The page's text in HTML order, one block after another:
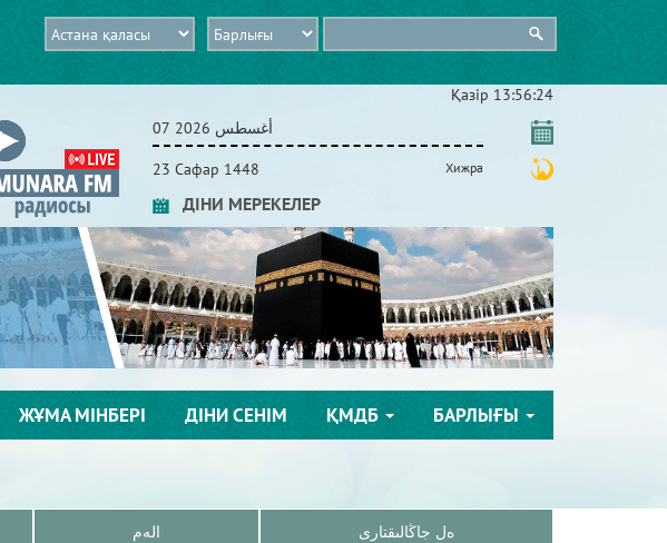
Қазір 13:56:25
07 أغسطس 2026
23 Сафар 1448 Хижра
ДІНИ МЕРЕКЕЛЕР
ЖҰМА МІНБЕРІ ДІНИ СЕНІМ ҚМДБ БАРЛЫҒЫ
الەم ەل جاڭالىقتارى